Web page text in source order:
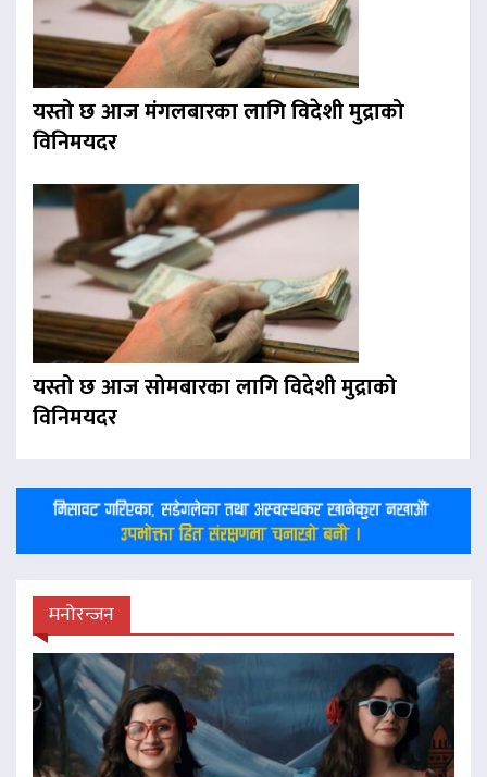
यस्तो छ आज मंगलबारका लागि विदेशी मुद्राको
विनिमयदर
यस्तो छ आज सोमबारका लागि विदेशी मुद्राको
विनिमयदर
मनोरन्जन